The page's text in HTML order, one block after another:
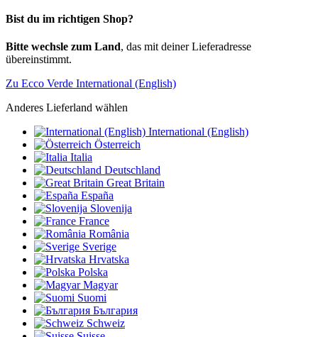
Bist du im richtigen Shop?
Bitte wechsle zum Land, das mit deiner Lieferadresse
übereinstimmt.
Zu Ecco Verde International (English)
Anderes Lieferland wählen
International (English)
Österreich
Italia
Deutschland
Great Britain
España
Slovenija
France
România
Sverige
Hrvatska
Polska
Magyar
Suomi
България
Schweiz